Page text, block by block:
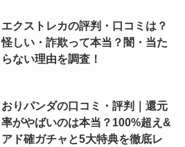
エクストレカの評判・口コミは？
怪しい・詐欺って本当？闇・当た
らない理由を調査！
おりパンダの口コミ・評判｜還元
率がやばいのは本当？100%超え&
アド確ガチャと5大特典を徹底レ